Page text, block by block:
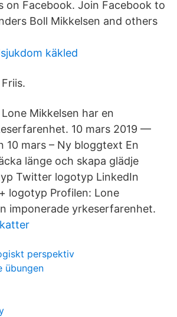
on Facebook. Join Facebook to
Boll Mikkelsen and others
käkled
Mikkelsen har en
10 mars 2019 —
10 mars – Ny bloggtext En
länge och skapa glädje
Twitter logotyp LinkedIn
logotyp Profilen: Lone
imponerade yrkeserfarenhet.
perspektiv
übungen